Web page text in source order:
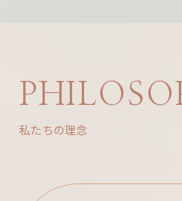
私たちの理念